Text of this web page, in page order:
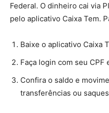
Federal. O dinheiro cai via
pelo aplicativo Caixa Tem.
Baixe o aplicativo Caixa
Faça login com seu CPF
Confira o saldo e
transferências ou